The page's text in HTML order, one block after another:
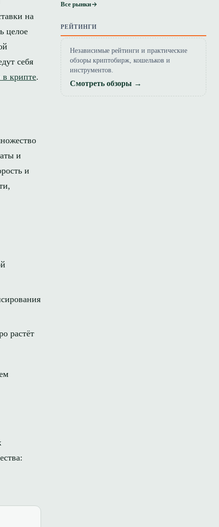
на
целое
себя
в крипте.
и
и
растёт
Все рынки
РЕЙТИНГИ
Независимые рейтинги и практические
обзоры криптобирж, кошельков и
инструментов.
Смотреть обзоры →